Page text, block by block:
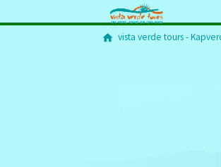
vista verde tours -